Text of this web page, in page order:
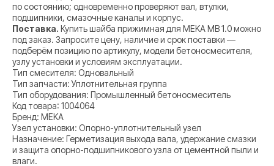
по состоянию; одновременно проверяют вал, втулки,
подшипники, смазочные каналы и корпус.
Поставка. Купить шайба прижимная для MEKA MB 1.0 можно
под заказ. Запросите цену, наличие и срок поставки —
подберём позицию по артикулу, модели бетоносмесителя,
узлу установки и условиям эксплуатации.
Тип смесителя: Одновальный
Тип запчасти: Уплотнительная группа
Тип оборудования: Промышленный бетоносмеситель
Код товара: 1004064
Бренд: MEKA
Узел установки: Опорно-уплотнительный узел
Назначение: Герметизация выхода вала, удержание смазки
и защита опорно-подшипникового узла от цементной пыли и
влаги.